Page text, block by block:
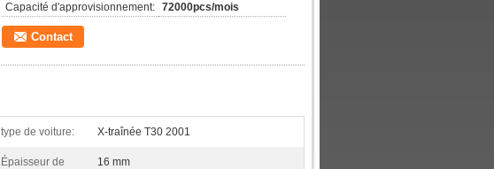
Capacité d'approvisionnement: 72000pcs/mois
Contact
type de voiture: X-traînée T30 2001
Épaisseur de
16 mm